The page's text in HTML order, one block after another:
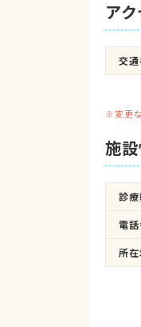
ア
交
※変更
施
診
電
所